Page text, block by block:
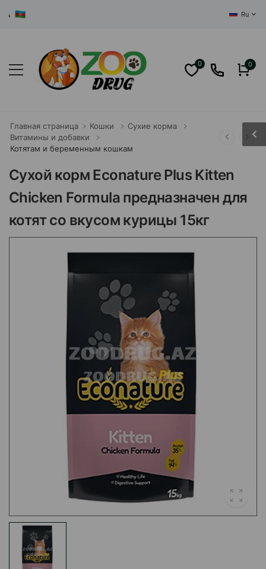
Ru
0 0
Главная страница Кошки
Сухие корма
Витамины и добавки
Котятам и беременным кошкам
Сухой корм Econature Plus Kitten
Chicken Formula предназначен для
котят со вкусом курицы 15кг